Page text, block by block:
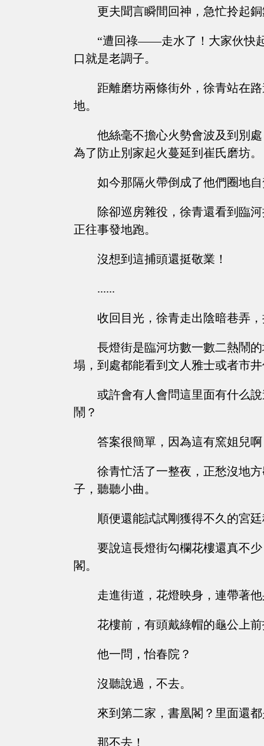
更夫聞言瞬間回神，急忙拎起
“遭回祿——走水了！大家伙快
口就是老調子。
距離磨坊兩條街外，徐青站在
地。
他絲毫不擔心火勢會波及到別
為了防止別家起火蔓延到崔氏磨坊。
如今那隔火帶倒成了他們圈地
除卻巡房雜役，徐青還看到臨
正往事發地跑。
沒想到這捕頭還挺敬業！
......
收回目光，徐青走出陰暗巷弄
長燈街是臨河坊數一數二熱鬧
塌，到處都能看到文人雅士或者市
或許會有人會問這里面有什么
鬧？
答案很簡單，因為這有窯姐兒
徐青忙活了一整夜，正愁沒地
子，聽聽小曲。
順便還能試試剛獲得不久的宮
要說這長燈街勾欄花樓還真不
閣。
走進街道，花燈映身，連帶著
花樓前，有頭戴綠帽的龜公上
他一問，怡春院？
沒聽說過，不去。
來到第二家，書凰閣？里面還
那不去！